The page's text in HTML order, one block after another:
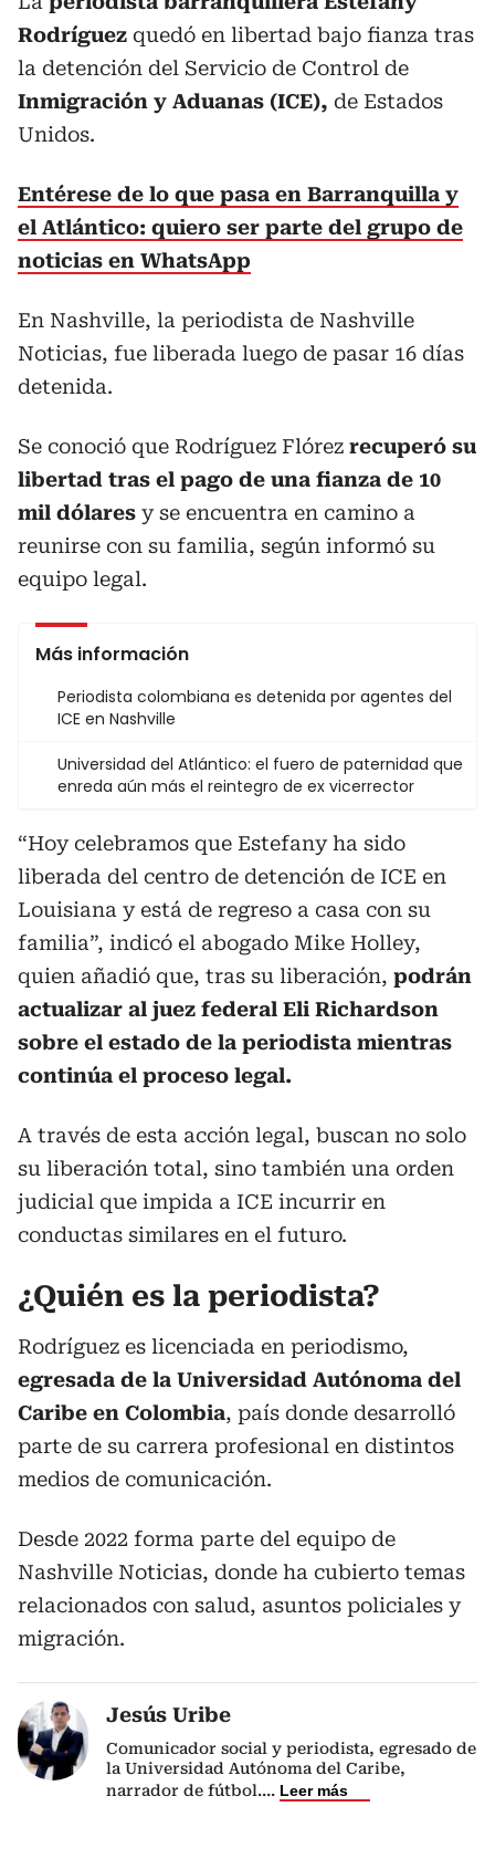
Rodríguez quedó en libertad bajo fianza tras
la detención del Servicio de Control de
Inmigración y Aduanas (ICE), de Estados
Unidos.
Entérese de lo que pasa en Barranquilla y
el Atlántico: quiero ser parte del grupo de
noticias en WhatsApp
En Nashville, la periodista de Nashville
Noticias, fue liberada luego de pasar 16 días
detenida.
Se conoció que Rodríguez Flórez recuperó su
libertad tras el pago de una fianza de 10
mil dólares y se encuentra en camino a
reunirse con su familia, según informó su
equipo legal.
Más información
Periodista colombiana es detenida por agentes del
ICE en Nashville
Universidad del Atlántico: el fuero de paternidad que
enreda aún más el reintegro de ex vicerrector
“Hoy celebramos que Estefany ha sido
liberada del centro de detención de ICE en
Louisiana y está de regreso a casa con su
familia”, indicó el abogado Mike Holley,
quien añadió que, tras su liberación, podrán
actualizar al juez federal Eli Richardson
sobre el estado de la periodista mientras
continúa el proceso legal.
A través de esta acción legal, buscan no solo
su liberación total, sino también una orden
judicial que impida a ICE incurrir en
conductas similares en el futuro.
¿Quién es la periodista?
Rodríguez es licenciada en periodismo,
egresada de la Universidad Autónoma del
Caribe en Colombia, país donde desarrolló
parte de su carrera profesional en distintos
medios de comunicación.
Desde 2022 forma parte del equipo de
Nashville Noticias, donde ha cubierto temas
relacionados con salud, asuntos policiales y
migración.
Jesús Uribe
Comunicador social y periodista, egresado de
la Universidad Autónoma del Caribe,
narrador de fútbol.... Leer más